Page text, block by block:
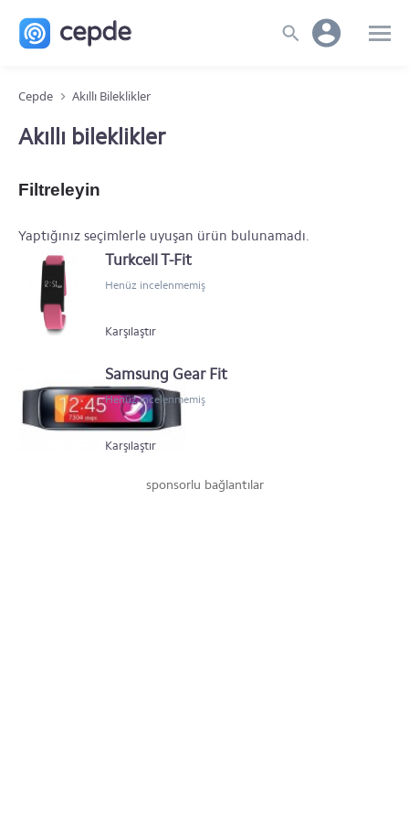
Cepde Akıllı Bileklikler
Akıllı bileklikler
Filtreleyin
Yaptığınız seçimlerle uyuşan ürün bulunamadı.
Turkcell T-Fit
Henüz incelenmemiş
Karşılaştır
Samsung Gear Fit
Henüz incelenmemiş
Karşılaştır
sponsorlu bağlantılar